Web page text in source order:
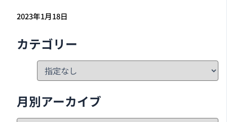
2023年1月18日
カテゴリー
月別アーカイブ